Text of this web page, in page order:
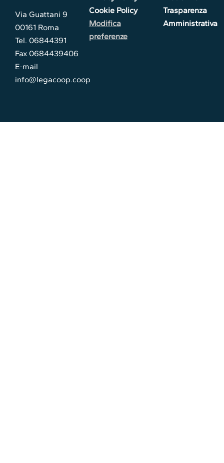
Via Guattani 9
00161 Roma
Tel. 06844391
Fax 0684439406
E-mail
info@legacoop.coop
Cookie Policy
Modifica
preferenze
Trasparenza
Amministrativa